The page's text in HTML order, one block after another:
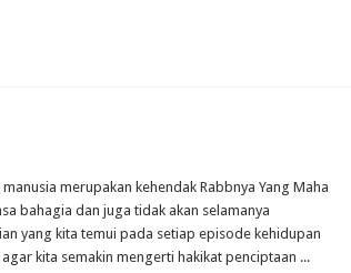
merupakan kehendak Rabbnya Yang Maha
bahagia dan juga tidak akan selamanya
yang kita temui pada setiap episode kehidupan
kita semakin mengerti hakikat penciptaan ...